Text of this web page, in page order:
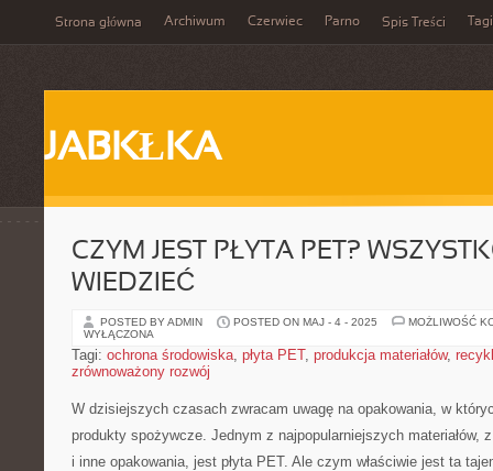
Strona główna Archiwum Czerwiec Parno Spis Treści Tagi
JABKŁKA
CZYM JEST PŁYTA PET?
WIEDZIEĆ
POSTED BY ADMIN POSTED ON MAJ - 4 - 2025
MOŻLIWOŚĆ
WYŁĄCZONA
Tagi: ochrona środowiska, płyta PET, produkcja materiałów,
zrównoważony rozwój
W dzisiejszych czasach⁣ zwracam ​uwagę na opakowania, w
produkty spożywcze. Jednym z najpopularniejszych ‌materiałów,
i inne opakowania, ‌jest płyta ⁤PET. Ale czym właściwie jest ta